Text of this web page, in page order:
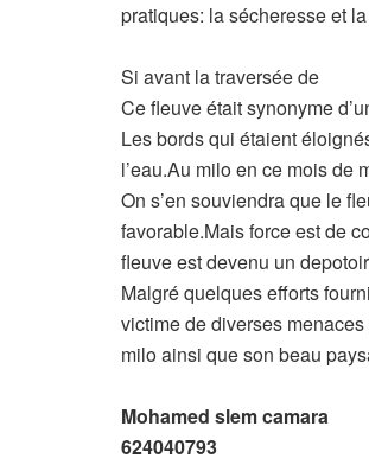
pratiques: la sécheresse et
Si avant la traversée de
Ce fleuve était synonyme
Les bords qui étaient
l’eau.Au milo en ce mois de
On s’en souviendra que le
favorable.Mais force est de
fleuve est devenu un
Malgré quelques efforts
victime de diverses
milo ainsi que son beau
Mohamed slem camara
624040793